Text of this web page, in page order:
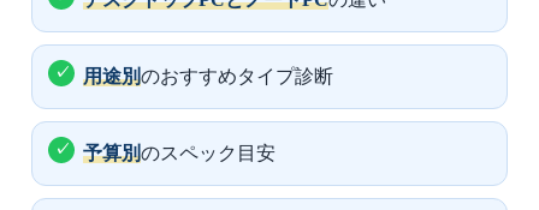
用途別のおすすめタイプ診断
予算別のスペック目安